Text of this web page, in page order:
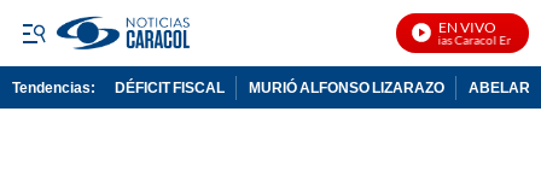
EN VIVO
Noticias Caracol En Vivo
Tendencias: DÉFICIT FISCAL MURIÓ ALFONSO LIZARAZO